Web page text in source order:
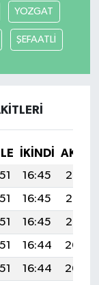
YOZGAT
ŞEFAATLİ
İKINDI
16:45
20:07
16:45
20:06
16:45
20:05
16:44
20:04
16:44
20:04